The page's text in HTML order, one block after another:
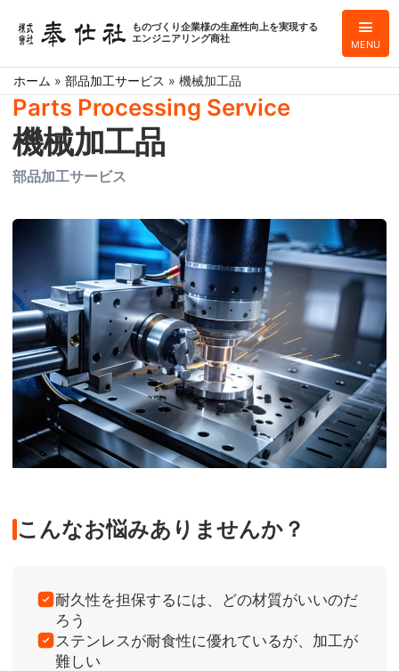
MENU
ものづくり企業様の生産性向上を実現する
エンジニアリング商社
機械加工品
部品加工サービス
Parts Processing Service
ホーム » 部品加工サービス » 機械加工品
こんなお悩みありませんか？
耐久性を担保するには、どの材質がいいのだ
ろう
ステンレスが耐食性に優れているが、加工が
難しい